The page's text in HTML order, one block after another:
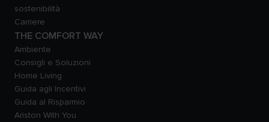
sostenibilità
Carriere
THE COMFORT WAY
Ambiente
Consigli e Soluzioni
Home Living
Guida agli Incentivi
Guida al Risparmio
Ariston With You